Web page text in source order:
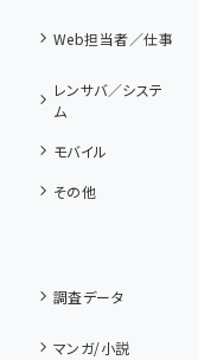
Web担当者／仕事
レンサバ／システ
ム
モバイル
その他
調査データ
マンガ/小説